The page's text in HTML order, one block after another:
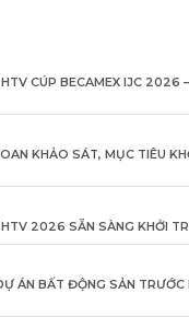
CÚP BECAMEX IJC 2026
KHẢO SÁT, MỤC TIÊU
2026 SẴN SÀNG KHỞI
ÁN BẤT ĐỘNG SẢN